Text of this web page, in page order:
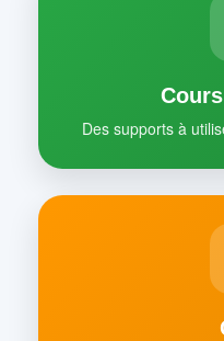
Des supports à